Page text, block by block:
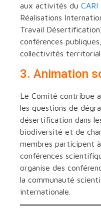
aux activités du CARI
Réalisations
Travail
conférences
collectivités
3. Animation
Le Comité contribue
les questions de
désertification dans
biodiversité et de
membres participent
conférences
organise des
la communauté
internationale.